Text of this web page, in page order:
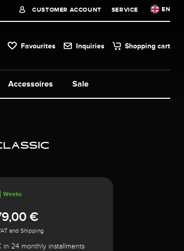
CUSTOMER ACCOUNT SERVICE EN
Favourites Inquiries Shopping cart
Accessoires Sale
Weeks
€
and Shipping
in 24 monthly installments